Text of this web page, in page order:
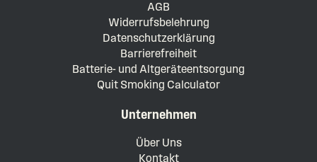
AGB
Widerrufsbelehrung
Datenschutzerklärung
Barrierefreiheit
Batterie- und Altgeräteentsorgung
Quit Smoking Calculator
Unternehmen
Über Uns
Kontakt